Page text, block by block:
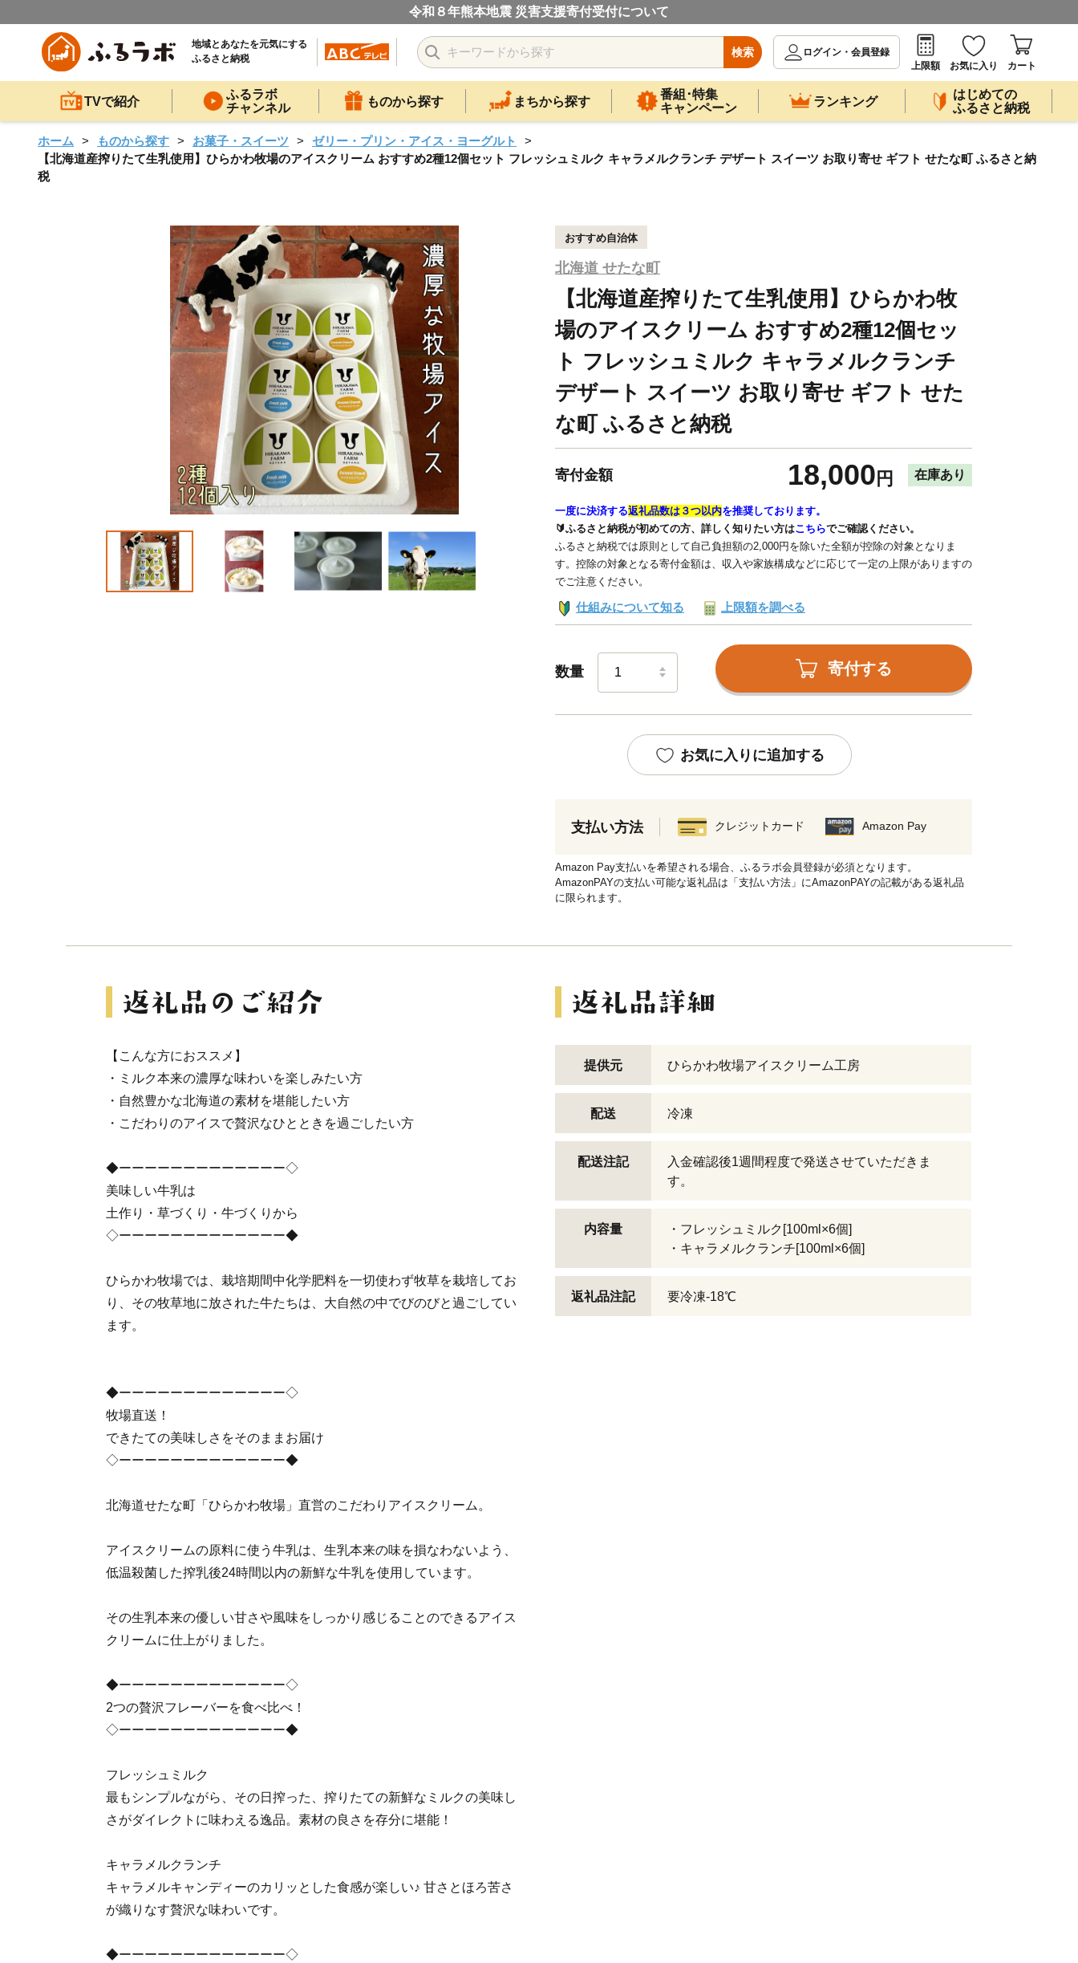
令和８年熊本地震 災害支援寄付受付について
地域とあなたを元気にする
ふるさと納税
検索
ログイン・会員登録
上限額
お気に入り カート
TVで紹介
ふるラボ
チャンネル
ものから探す まちから探す
番組･特集
キャンペーン
ランキング
はじめての
ふるさと納税
ホーム ものから探す お菓子・スイーツ
ゼリー・プリン・アイス・ヨーグルト
【北海道産搾りたて生乳使用】ひらかわ牧場のアイスクリーム おすすめ2種12個セット フレッシュミルク キャラメルクランチ デザート スイーツ お取り寄せ ギフト せたな町 ふるさと納
税
おすすめ自治体
北海道 せたな町
【北海道産搾りたて生乳使用】ひらかわ牧
場のアイスクリーム おすすめ2種12個セッ
ト フレッシュミルク キャラメルクランチ
デザート スイーツ お取り寄せ ギフト せた
な町 ふるさと納税
寄付金額 18,000 円 在庫あり
一度に決済する返礼品数は３つ以内を推奨しております。
🔰ふるさと納税が初めての方、詳しく知りたい方はこちらでご確認ください。
ふるさと納税では原則として自己負担額の2,000円を除いた全額が控除の対象となりま
す。控除の対象となる寄付金額は、収入や家族構成などに応じて一定の上限がありますの
でご注意ください。
仕組みについて知る 上限額を調べる
数量 寄付する
お気に入りに追加する
支払い方法 クレジットカード Amazon Pay
Amazon Pay支払いを希望される場合、ふるラボ会員登録が必須となります。
AmazonPAYの支払い可能な返礼品は「支払い方法」にAmazonPAYの記載がある返礼品
に限られます。
【こんな方におススメ】
・ミルク本来の濃厚な味わいを楽しみたい方
・自然豊かな北海道の素材を堪能したい方
・こだわりのアイスで贅沢なひとときを過ごしたい方
◆ーーーーーーーーーーーーー◇
美味しい牛乳は
土作り・草づくり・牛づくりから
◇ーーーーーーーーーーーーー◆
ひらかわ牧場では、栽培期間中化学肥料を一切使わず牧草を栽培してお
り、その牧草地に放された牛たちは、大自然の中でびのびと過ごしてい
ます。
◆ーーーーーーーーーーーーー◇
牧場直送！
できたての美味しさをそのままお届け
◇ーーーーーーーーーーーーー◆
北海道せたな町「ひらかわ牧場」直営のこだわりアイスクリーム。
アイスクリームの原料に使う牛乳は、生乳本来の味を損なわないよう、
低温殺菌した搾乳後24時間以内の新鮮な牛乳を使用しています。
その生乳本来の優しい甘さや風味をしっかり感じることのできるアイス
クリームに仕上がりました。
◆ーーーーーーーーーーーーー◇
2つの贅沢フレーバーを食べ比べ！
◇ーーーーーーーーーーーーー◆
フレッシュミルク
最もシンプルながら、その日搾った、搾りたての新鮮なミルクの美味し
さがダイレクトに味わえる逸品。素材の良さを存分に堪能！
キャラメルクランチ
キャラメルキャンディーのカリッとした食感が楽しい♪ 甘さとほろ苦さ
が織りなす贅沢な味わいです。
◆ーーーーーーーーーーーーー◇
提供元 ひらかわ牧場アイスクリーム工房
配送 冷凍
配送注記
入金確認後1週間程度で発送させていただきま
す。
内容量
・フレッシュミルク[100ml×6個]
・キャラメルクランチ[100ml×6個]
返礼品注記 要冷凍-18℃